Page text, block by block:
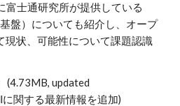
富士通研究所が提供している
盤）についても紹介し、オープ
現状、可能性について課題認識
(4.73MB, updated
関する最新情報を追加)